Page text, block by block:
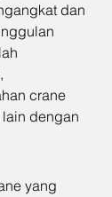
dan
crane
dengan
yang